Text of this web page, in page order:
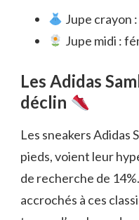
Jupe crayon
Jupe midi :
Les Adidas
déclin
Les sneakers Adidas
pieds, voient leur
de recherche de
accrochés à ces